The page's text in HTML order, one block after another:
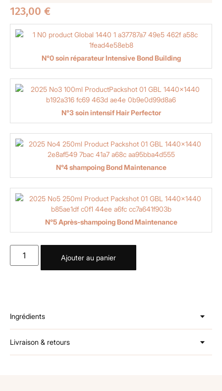
123,00 €
N°0 soin réparateur Intensive Bond Building
N°3 soin intensif Hair Perfector
N°4 shampoing Bond Maintenance
N°5 Après-shampoing Bond Maintenance
Ajouter au panier
Ingrédients
Livraison & retours